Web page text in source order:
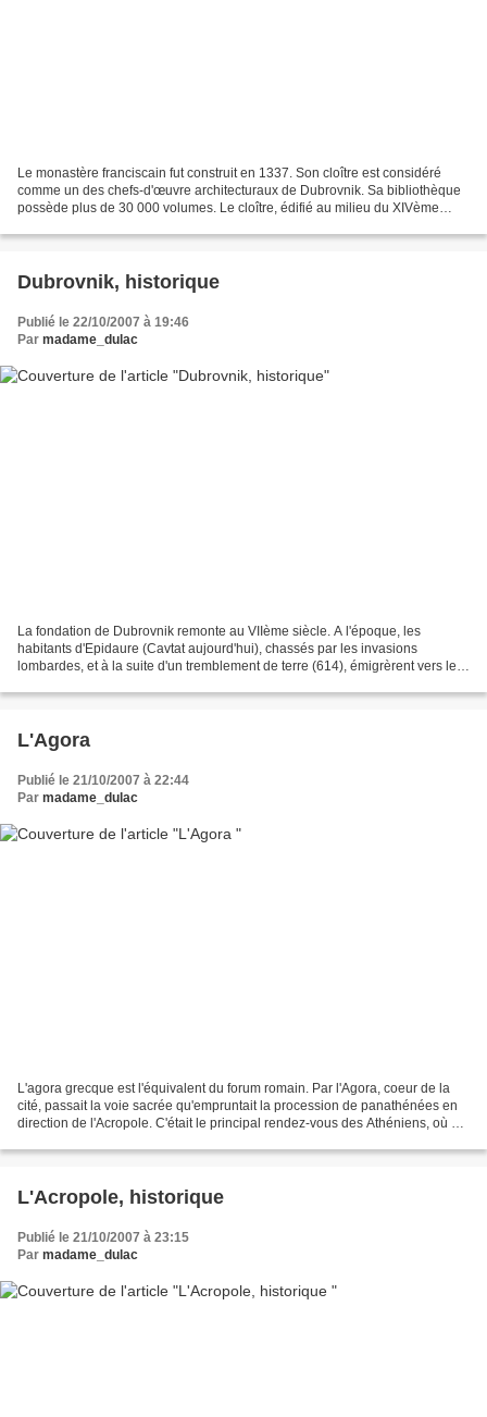
Le monastère franciscain fut construit en 1337. Son cloître est considéré
comme un des chefs-d'œuvre architecturaux de Dubrovnik. Sa bibliothèque
possède plus de 30 000 volumes. Le cloître, édifié au milieu du XIVème
Dubrovnik, historique
Publié le 22/10/2007 à 19:46
Par madame_dulac
La fondation de Dubrovnik remonte au VIIème siècle. A l'époque, les
habitants d'Epidaure (Cavtat aujourd'hui), chassés par les invasions
lombardes, et à la suite d'un tremblement de terre (614), émigrèrent vers le
L'Agora
Publié le 21/10/2007 à 22:44
Par madame_dulac
L'agora grecque est l'équivalent du forum romain. Par l'Agora, coeur de la
cité, passait la voie sacrée qu'empruntait la procession de panathénées en
direction de l'Acropole. C'était le principal rendez-vous des Athéniens, où se
L'Acropole, historique
Publié le 21/10/2007 à 23:15
Par madame_dulac